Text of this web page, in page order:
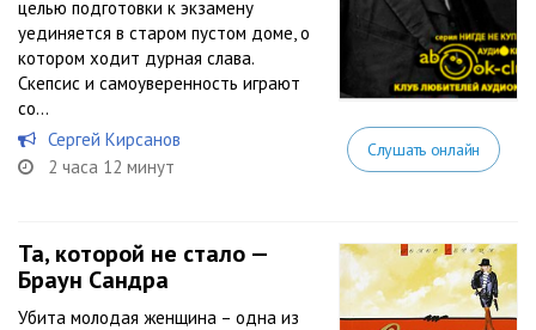
целью подготовки к экзамену
уединяется в старом пустом доме, о
котором ходит дурная слава.
Скепсис и самоуверенность играют
со...
Сергей Кирсанов
2 часа 12 минут
Слушать онлайн
Та, которой не стало —
Браун Сандра
Убита молодая женщина – одна из